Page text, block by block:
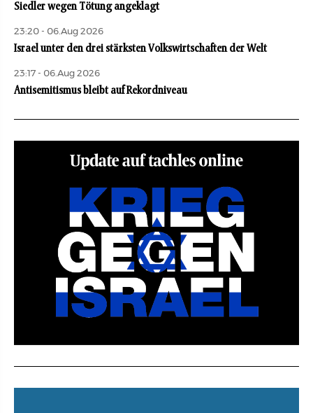
Siedler wegen Tötung angeklagt
23:20 - 06.Aug 2026
Israel unter den drei stärksten Volkswirtschaften der Welt
23:17 - 06.Aug 2026
Antisemitismus bleibt auf Rekordniveau